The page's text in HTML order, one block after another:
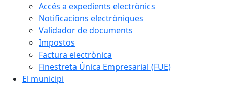
Accés a expedients electrònics
Notificacions electròniques
Validador de documents
Impostos
Factura electrònica
Finestreta Única Empresarial (FUE)
El municipi